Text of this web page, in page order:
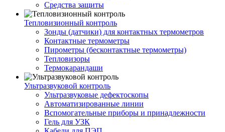
Средства защиты
Тепловизионный контроль
Зонды (датчики) для контактных термометров
Контактные термометры
Пирометры (бесконтактные термометры)
Тепловизоры
Термокарандаши
Ультразвуковой контроль
Ультразвуковые дефектоскопы
Автоматизированные линии
Вспомогательные приборы и принадлежности
Гель для УЗК